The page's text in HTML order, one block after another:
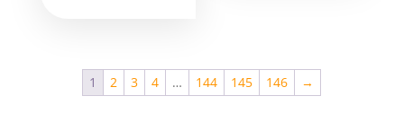
1 2 3 4 … 144 145 146 →